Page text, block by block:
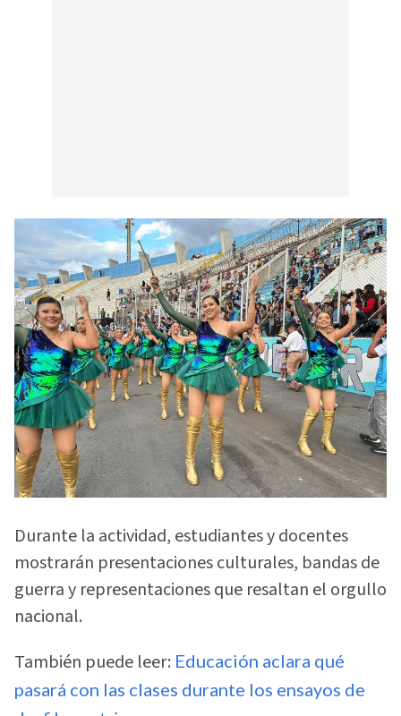
Durante la actividad, estudiantes y docentes
mostrarán presentaciones culturales, bandas de
guerra y representaciones que resaltan el orgullo
nacional.
También puede leer: Educación aclara qué
pasará con las clases durante los ensayos de